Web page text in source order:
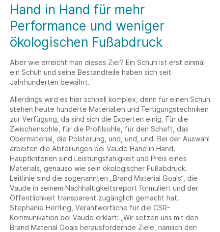
Hand in Hand für mehr
Performance und weniger
ökologischen Fußabdruck
Aber wie erreicht man dieses Ziel? Ein Schuh ist erst einmal
ein Schuh und seine Bestandteile haben sich seit
Jahrhunderten bewährt.
Allerdings wird es hier schnell komplex, denn für einen Schuh
stehen heute hunderte Materialien und Fertigungstechniken
zur Verfügung, da sind sich die Experten einig. Für die
Zwischensohle, für die Profilsohle, für den Schaft, das
Obermaterial, die Polsterung, und, und, und. Bei der Auswahl
arbeiten die Abteilungen bei Vaude Hand in Hand.
Hauptkriterien sind Leistungsfähigkeit und Preis eines
Materials, genauso wie sein ökologischer Fußabdruck.
Leitlinie sind die sogenannten „Brand Material Goals“, die
Vaude in seinem Nachhaltigkeitsreport formuliert und der
Öffentlichkeit transparent zugänglich gemacht hat.
Stephanie Herrling, Verantwortliche für die CSR-
Kommunikation bei Vaude erklärt: „Wir setzen uns mit den
Brand Material Goals herausfordernde Ziele, nämlich den